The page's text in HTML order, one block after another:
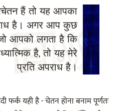
हैं तो यह आपका
है। अगर आप कुछ
आपको लगता है कि
है, तो यह मेरे
प्रति अपराध है।
फर्क यही है - चेतन होना बनाम पूर्णतः